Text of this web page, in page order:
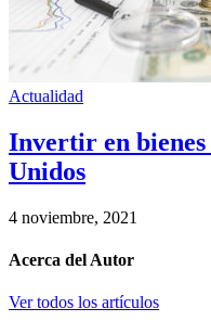
Actualidad
Invertir en bienes
Unidos
4 noviembre, 2021
Acerca del Autor
Ver todos los artículos